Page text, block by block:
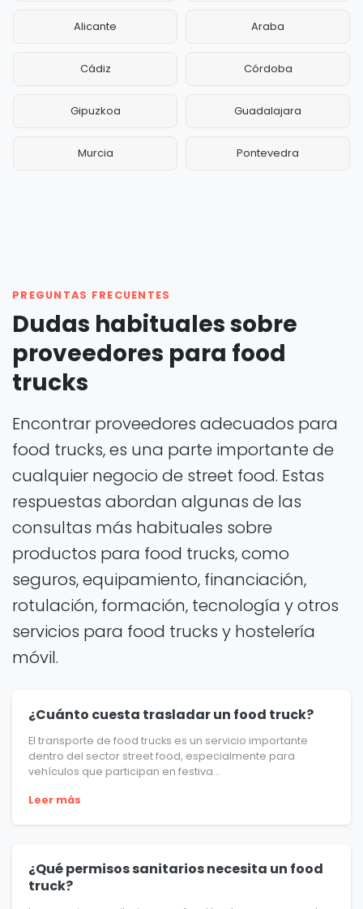
Alicante Araba
Cádiz Córdoba
Gipuzkoa Guadalajara
Murcia Pontevedra
PREGUNTAS FRECUENTES
Dudas habituales sobre
proveedores para food
trucks
Encontrar proveedores adecuados para
food trucks, es una parte importante de
cualquier negocio de street food. Estas
respuestas abordan algunas de las
consultas más habituales sobre
productos para food trucks, como
seguros, equipamiento, financiación,
rotulación, formación, tecnología y otros
servicios para food trucks y hostelería
móvil.
¿Cuánto cuesta trasladar un food truck?
El transporte de food trucks es un servicio importante
dentro del sector street food, especialmente para
vehículos que participan en festiva...
Leer más
¿Qué permisos sanitarios necesita un food
truck?